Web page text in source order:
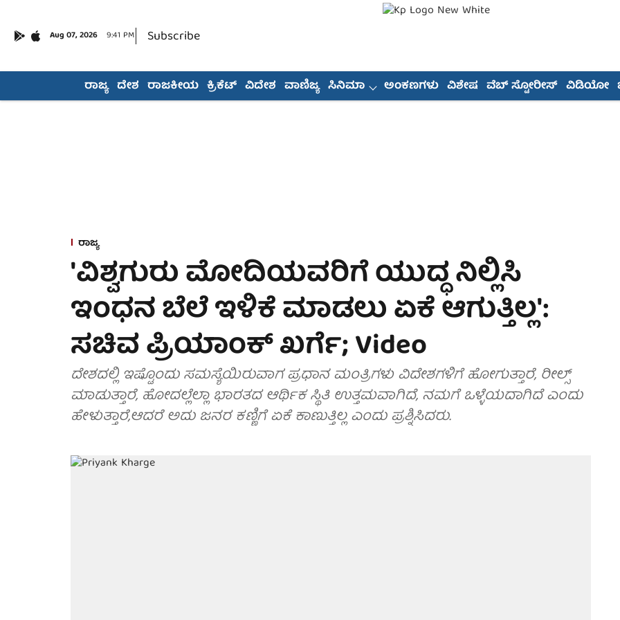
Aug 07, 2026 9:41 PM Subscribe
ರಾಜ್ಯ ದೇಶ ರಾಜಕೀಯ ಕ್ರಿಕೆಟ್ ವಿದೇಶ ವಾಣಿಜ್ಯ ಸಿನಿಮಾ ಅಂಕಣಗಳು ವಿಶೇಷ ವೆಬ್ ಸ್ಟೋರೀಸ್ ವಿಡಿಯೋ
ರಾಜ್ಯ
'ವಿಶ್ವಗುರು ಮೋದಿಯವರಿಗೆ ಯುದ್ಧ ನಿಲ್ಲಿಸಿ
ಇಂಧನ ಬೆಲೆ ಇಳಿಕೆ ಮಾಡಲು ಏಕೆ ಆಗುತ್ತಿಲ್ಲ':
ಸಚಿವ ಪ್ರಿಯಾಂಕ್ ಖರ್ಗೆ; Video
ದೇಶದಲ್ಲಿ ಇಷ್ಟೊಂದು ಸಮಸ್ಯೆಯಿರುವಾಗ ಪ್ರಧಾನ ಮಂತ್ರಿಗಳು ವಿದೇಶಗಳಿಗೆ ಹೋಗುತ್ತಾರೆ, ರೀಲ್ಸ್
ಮಾಡುತ್ತಾರೆ, ಹೋದಲ್ಲೆಲ್ಲಾ ಭಾರತದ ಆರ್ಥಿಕ ಸ್ಥಿತಿ ಉತ್ತಮವಾಗಿದೆ, ನಮಗೆ ಒಳ್ಳೆಯದಾಗಿದೆ ಎಂದು
ಹೇಳುತ್ತಾರೆ,ಆದರೆ ಅದು ಜನರ ಕಣ್ಣಿಗೆ ಏಕೆ ಕಾಣುತ್ತಿಲ್ಲ ಎಂದು ಪ್ರಶ್ನಿಸಿದರು.